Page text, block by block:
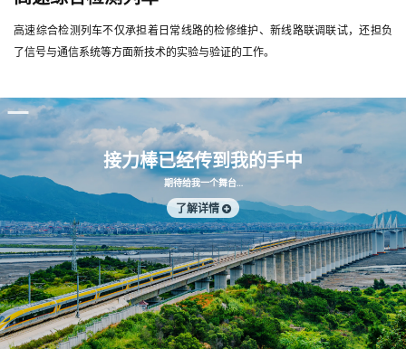
高速综合检测列车不仅承担着日常线路的检修维护、新线路联调联试，还担负
了信号与通信系统等方面新技术的实验与验证的工作。
接力棒已经传到我的手中
期待给我一个舞台…
了解详情